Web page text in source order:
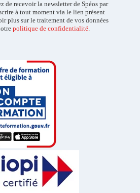
de recevoir la newsletter de Spéos par
à tout moment via le lien présent
plus sur le traitement de vos données
politique de confidentialité.